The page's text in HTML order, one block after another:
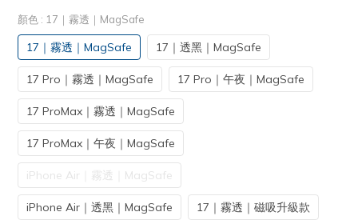
顏色 : 17｜霧透｜MagSafe
17｜霧透｜MagSafe 17｜透黑｜MagSafe
17 Pro｜霧透｜MagSafe 17 Pro｜午夜｜MagSafe
17 ProMax｜霧透｜MagSafe
17 ProMax｜午夜｜MagSafe
iPhone Air｜霧透｜MagSafe
iPhone Air｜透黑｜MagSafe 17｜霧透｜磁吸升級款